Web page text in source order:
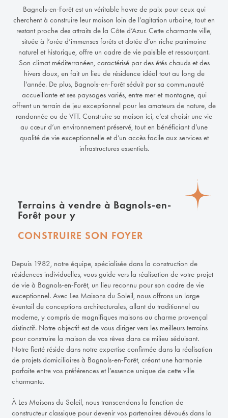
Bagnols-en-Forêt est un véritable havre de paix pour ceux qui
cherchent à construire leur maison loin de l’agitation urbaine, tout en
restant proche des attraits de la Côte d’Azur. Cette charmante ville,
située à l’orée d’immenses forêts et dotée d’un riche patrimoine
naturel et historique, offre un cadre de vie paisible et ressourçant.
Son climat méditerranéen, caractérisé par des étés chauds et des
hivers doux, en fait un lieu de résidence idéal tout au long de
l’année. De plus, Bagnols-en-Forêt séduit par sa communauté
accueillante et ses paysages variés, entre mer et montagne, qui
offrent un terrain de jeu exceptionnel pour les amateurs de nature, de
randonnée ou de VTT. Construire sa maison ici, c’est choisir une vie
au cœur d’un environnement préservé, tout en bénéficiant d’une
qualité de vie exceptionnelle et d’un accès facile aux services et
infrastructures essentiels.
Terrains à vendre à Bagnols-en-
Forêt pour y
CONSTRUIRE SON FOYER
Depuis 1982, notre équipe, spécialisée dans la construction de
résidences individuelles, vous guide vers la réalisation de votre projet
de vie à Bagnols-en-Forêt, un lieu reconnu pour son cadre de vie
exceptionnel. Avec Les Maisons du Soleil, nous offrons un large
éventail de conceptions architecturales, allant du traditionnel au
moderne, y compris de magnifiques maisons au charme provençal
distinctif. Notre objectif est de vous diriger vers les meilleurs terrains
pour construire la maison de vos rêves dans ce milieu séduisant.
Notre fierté réside dans notre expertise confirmée dans la réalisation
de projets domiciliaires à Bagnols-en-Forêt, créant une harmonie
parfaite entre vos préférences et l’essence unique de cette ville
charmante.
À Les Maisons du Soleil, nous transcendons la fonction de
constructeur classique pour devenir vos partenaires dévoués dans la